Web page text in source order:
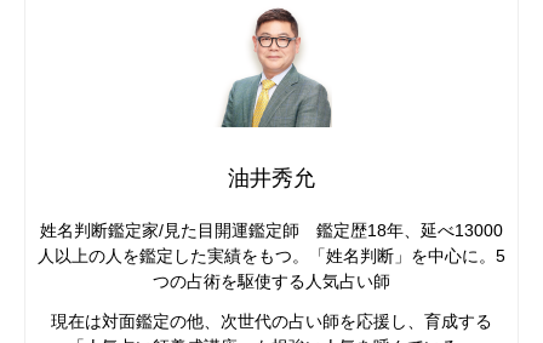
油井秀允
姓名判断鑑定家/見た目開運鑑定師 鑑定歴18年、延べ13000
人以上の人を鑑定した実績をもつ。「姓名判断」を中心に。5
つの占術を駆使する人気占い師
現在は対面鑑定の他、次世代の占い師を応援し、育成する